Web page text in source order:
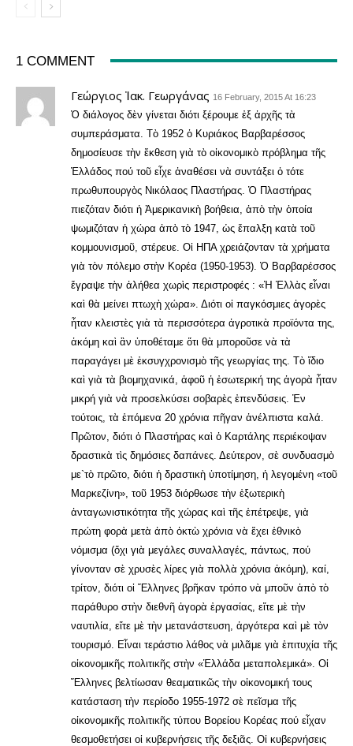
1 COMMENT
Γεώργιος Ἰακ. Γεωργάνας 16 February, 2015 At 16:23
Ὀ διάλογος δὲν γίνεται διότι ξέρουμε ἐξ ἀρχῆς τὰ
συμπεράσματα. Τὸ 1952 ὁ Κυριάκος Βαρβαρέσσος
δημοσίευσε τὴν ἔκθεση γιὰ τὸ οἰκονομικὸ πρόβλημα τῆς
Ἑλλάδος πού τοῦ εἶχε ἀναθέσει νὰ συντάξει ὁ τότε
πρωθυπουργὸς Νικόλαος Πλαστήρας. Ὁ Πλαστήρας
πιεζόταν διότι ἡ Ἀμερικανικὴ βοήθεια, ἀπὸ τὴν ὁποία
ψωμιζόταν ἡ χώρα ἀπὸ τὸ 1947, ὡς ἔπαλξη κατὰ τοῦ
κομμουνισμοῦ, στέρευε. Οἱ ΗΠΑ χρειάζονταν τὰ χρήματα
γιὰ τὸν πόλεμο στὴν Κορέα (1950-1953). Ὁ Βαρβαρέσσος
ἔγραψε τὴν ἀλήθεα χωρὶς περιστροφές : «Ἡ Ἑλλὰς εἶναι
καὶ θὰ μείνει πτωχὴ χώρα». Διότι οἱ παγκόσμιες ἀγορὲς
ἧταν κλειστὲς γιὰ τὰ περισσότερα ἀγροτικὰ προϊόντα της,
ἀκόμη καὶ ἂν ὑποθέταμε ὅτι θὰ μποροῦσε νὰ τὰ
παραγάγει μὲ ἐκσυγχρονισμὸ τῆς γεωργίας της. Τὸ ἴδιο
καὶ γιὰ τὰ βιομηχανικά, ἀφοῦ ἡ ἐσωτερική της ἀγορὰ ἦταν
μικρή γιὰ νὰ προσελκύσει σοβαρὲς ἐπενδύσεις. Ἐν
τούτοις, τὰ ἑπόμενα 20 χρόνια πῆγαν ἀνέλπιστα καλά.
Πρῶτον, διότι ὁ Πλαστήρας καὶ ὁ Καρτάλης περιέκοψαν
δραστικὰ τὶς δημόσιες δαπάνες. Δεύτερον, σὲ συνδυασμὸ
με`τὸ πρῶτο, διότι ἡ δραστικὴ ὑποτίμηση, ἡ λεγομένη «τοῦ
Μαρκεζίνη», τοῦ 1953 διόρθωσε τὴν ἐξωτερικὴ
ἀνταγωνιστικότητα τῆς χώρας καὶ τῆς ἐπέτρεψε, γιὰ
πρώτη φορὰ μετὰ ἀπὸ ὀκτὼ χρόνια νὰ ἔχει ἐθνικὸ
νόμισμα (ὄχι γιὰ μεγάλες συναλλαγές, πάντως, πού
γίνονταν σὲ χρυσὲς λίρες γιὰ πολλὰ χρόνια ἀκόμη), καί,
τρίτον, διότι οἱ Ἕλληνες βρῆκαν τρόπο νὰ μποῦν ἀπὸ τὸ
παράθυρο στὴν διεθνῆ ἀγορὰ ἐργασίας, εἴτε μὲ τὴν
ναυτιλία, εἴτε μὲ τὴν μετανάστευση, ἀργότερα καὶ μὲ τὸν
τουρισμό. Εἶναι τεράστιο λάθος νὰ μιλᾶμε γιὰ ἐπιτυχία τῆς
οἰκονομικῆς πολιτικῆς στὴν «Ἑλλάδα μεταπολεμικά». Οἱ
Ἕλληνες βελτίωσαν θεαματικῶς τὴν οἰκονομική τους
κατάσταση τὴν περίοδο 1955-1972 σὲ πεῖσμα τῆς
οἰκονομικῆς πολιτικῆς τύπου Βορείου Κορέας πού εἶχαν
θεσμοθετήσει οἱ κυβερνήσεις τῆς δεξιᾶς. Οἱ κυβερνήσεις